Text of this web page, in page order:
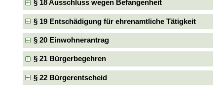
§ 18 Ausschluss wegen Befangenheit
§ 19 Entschädigung für ehrenamtliche Tätigkeit
§ 20 Einwohnerantrag
§ 21 Bürgerbegehren
§ 22 Bürgerentscheid